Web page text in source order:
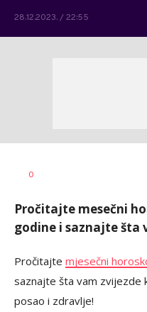
28.12.2023. / 22:55
AUTOR
0
Pročitajte mesečni
godine i saznajte šta
Pročitajte mjesečni
saznajte šta vam zvijezde
posao i zdravlje!